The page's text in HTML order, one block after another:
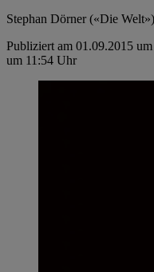
Stephan Dörner («Die Welt»)
Publiziert am 01.09.2015
um 11:54 Uhr